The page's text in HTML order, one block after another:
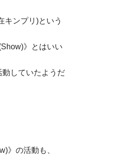
キンプリ)という
》とはいい
していたようだ
》の活動も、